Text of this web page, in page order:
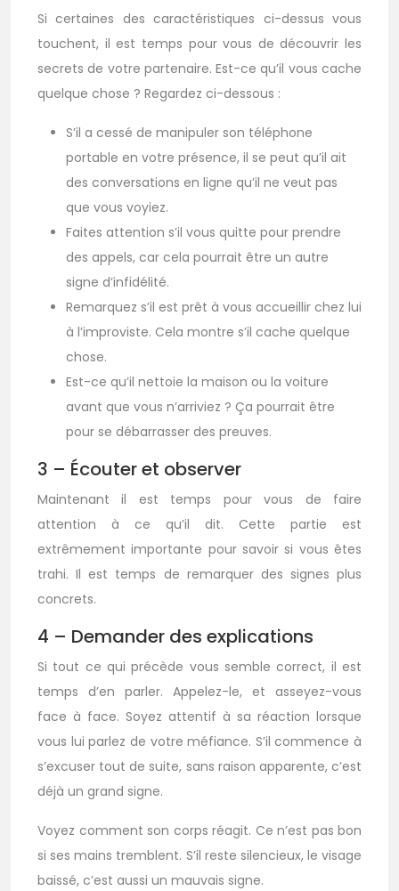
Si certaines des caractéristiques ci-dessus vous
touchent, il est temps pour vous de découvrir les
secrets de votre partenaire. Est-ce qu’il vous cache
quelque chose ? Regardez ci-dessous :
S’il a cessé de manipuler son téléphone
portable en votre présence, il se peut qu’il ait
des conversations en ligne qu’il ne veut pas
que vous voyiez.
Faites attention s’il vous quitte pour prendre
des appels, car cela pourrait être un autre
signe d’infidélité.
Remarquez s’il est prêt à vous accueillir chez lui
à l’improviste. Cela montre s’il cache quelque
chose.
Est-ce qu’il nettoie la maison ou la voiture
avant que vous n’arriviez ? Ça pourrait être
pour se débarrasser des preuves.
3 – Écouter et observer
Maintenant il est temps pour vous de faire
attention à ce qu’il dit. Cette partie est
extrêmement importante pour savoir si vous êtes
trahi. Il est temps de remarquer des signes plus
concrets.
4 – Demander des explications
Si tout ce qui précède vous semble correct, il est
temps d’en parler. Appelez-le, et asseyez-vous
face à face. Soyez attentif à sa réaction lorsque
vous lui parlez de votre méfiance. S’il commence à
s’excuser tout de suite, sans raison apparente, c’est
déjà un grand signe.
Voyez comment son corps réagit. Ce n’est pas bon
si ses mains tremblent. S’il reste silencieux, le visage
baissé, c’est aussi un mauvais signe.